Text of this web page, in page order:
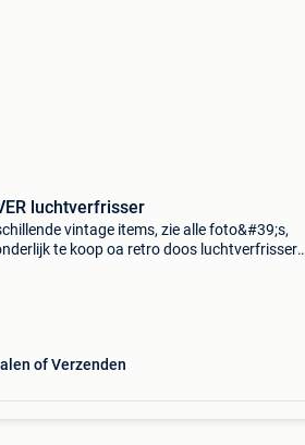
luchtverfrisser
vintage items, zie alle foto&#39;s,
te koop oa retro doos luchtverfrisser
of Verzenden